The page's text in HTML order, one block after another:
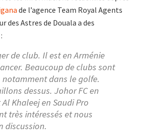
de l’agence Team Royal Agents
des Astres de Douala a des
de club. Il est en Arménie
Beaucoup de clubs sont
notamment dans le golfe.
dessus. Johor FC en
Khaleej en Saudi Pro
très intéressés et nous
discussion.